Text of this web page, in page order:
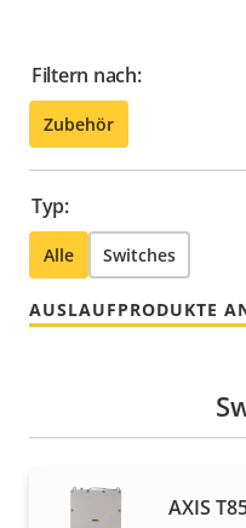
Filtern nach:
Zubehör
Typ:
Alle Switches
AUSLAUFPRODUKTE
AXIS